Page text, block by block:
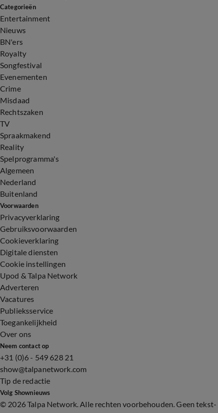
Categorieën
Entertainment
Nieuws
BN'ers
Royalty
Songfestival
Evenementen
Crime
Misdaad
Rechtszaken
TV
Spraakmakend
Reality
Spelprogramma's
Algemeen
Nederland
Buitenland
Voorwaarden
Privacyverklaring
Gebruiksvoorwaarden
Cookieverklaring
Digitale diensten
Cookie instellingen
Upod & Talpa Network
Adverteren
Vacatures
Publieksservice
Toegankelijkheid
Over ons
Neem contact op
+31 (0)6 - 549 628 21
show@talpanetwork.com
Tip de redactie
Volg Shownieuws
© 2026 Talpa Network. Alle rechten voorbehouden. Geen tekst-